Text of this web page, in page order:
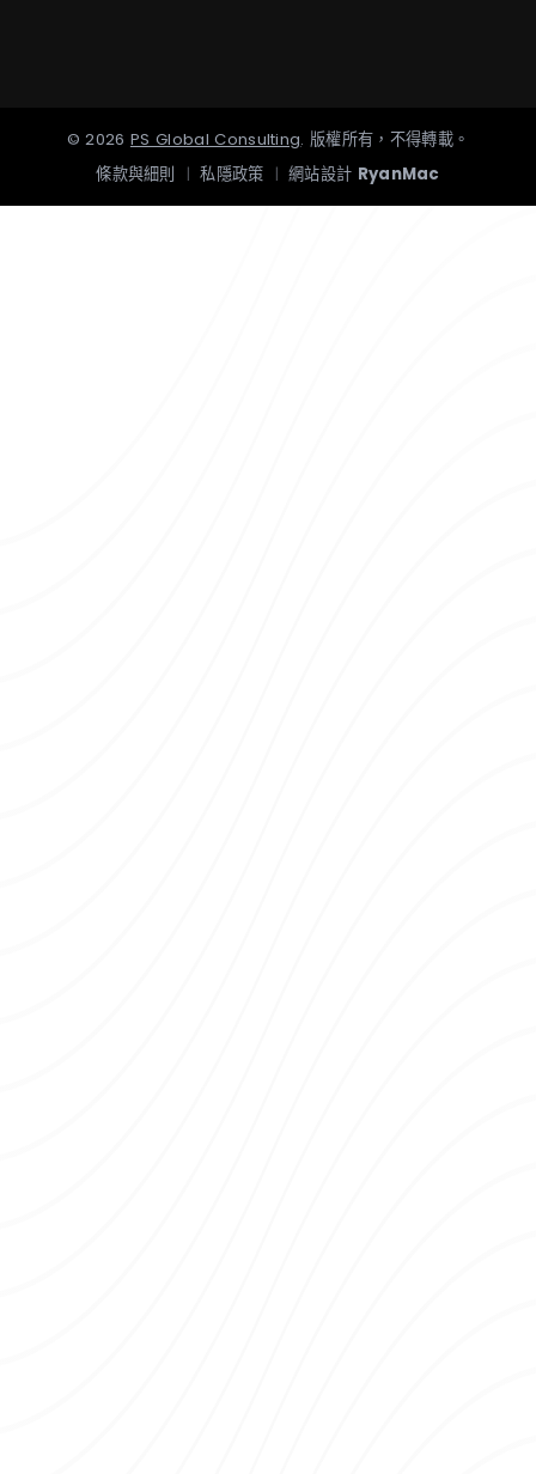
©2026 PS Global Consulting.版權所有，不得轉載。
條款與細則
| 私隱政策 | 網站設計 RyanMac